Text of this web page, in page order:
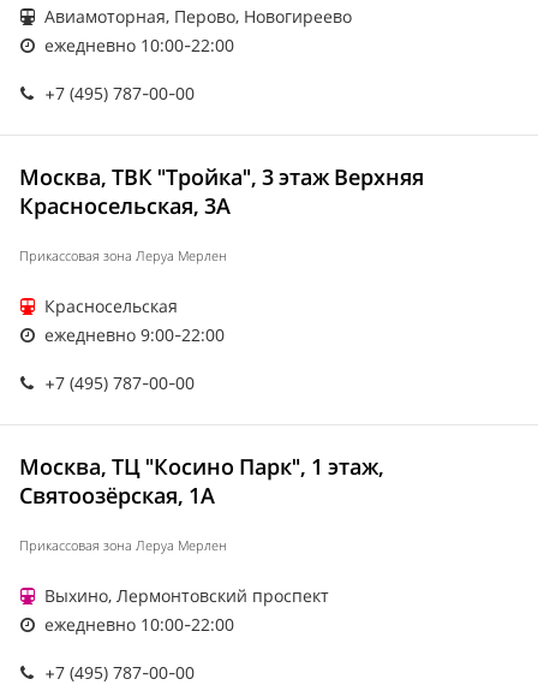
Авиамоторная, Перово, Новогиреево
ежедневно 10:00-22:00
+7 (495) 787-00-00
Москва, ТВК "Тройка", 3 этаж Верхняя
Красносельская, 3А
Прикассовая зона Леруа Мерлен
Красносельская
ежедневно 9:00-22:00
+7 (495) 787-00-00
Москва, ТЦ "Косино Парк", 1 этаж,
Святоозёрская, 1А
Прикассовая зона Леруа Мерлен
Выхино, Лермонтовский проспект
ежедневно 10:00-22:00
+7 (495) 787-00-00